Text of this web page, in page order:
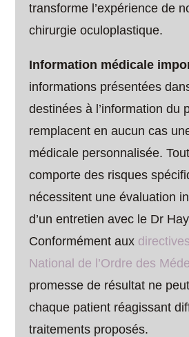
transforme l’expérience de
chirurgie oculoplastique.
Information médicale
informations présentées
destinées à l’information du
remplacent en aucun cas
médicale personnalisée.
comporte des risques
nécessitent une évaluation
d’un entretien avec le Dr
Conformément aux
National de l’Ordre des
promesse de résultat ne
chaque patient réagissant
traitements proposés.